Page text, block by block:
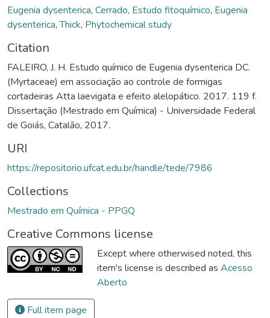
Eugenia dysenterica, Cerrado, Estudo fitoquímico, Eugenia
dysenterica,Thick, Phytochemical study
Citation
FALEIRO, J. H. Estudo químico de Eugenia dysenterica DC.
(Myrtaceae) em associação ao controle de formigas
cortadeiras Atta laevigata e efeito alelopático. 2017. 119 f.
Dissertação (Mestrado em Química) - Universidade Federal
de Goiás, Catalão, 2017.
URI
https://repositorio.ufcat.edu.br/handle/tede/7986
Collections
Mestrado em Química - PPGQ
Creative Commons license
Except where otherwised noted, this
item's license is described as Acesso
Aberto
Full item page